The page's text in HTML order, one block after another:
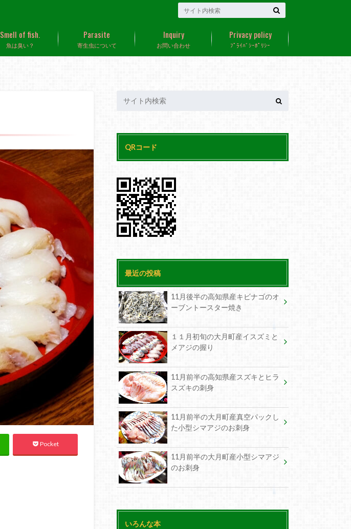
魚は臭い？
Smell of fish.
寄生虫について
Parasite
お問い合わせ
Inquiry
ﾌﾟﾗｲﾊﾞｼｰﾎﾟﾘｼｰ
Privacy policy
Pocket
QRコード
最近の投稿
11月後半の高知県産キビナゴのオ
ーブントースター焼き
１１月初旬の大月町産イスズミと
メアジの握り
11月前半の高知県産スズキとヒラ
スズキの刺身
11月前半の大月町産真空パックし
た小型シマアジのお刺身
11月前半の大月町産小型シマアジ
のお刺身
いろんな本